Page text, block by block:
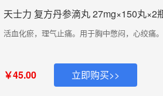
天士力 复方丹参滴丸 27mg×150丸×2
活血化瘀，理气止痛。用于胸中憋闷，心绞痛。
￥45.00 立即购买>>